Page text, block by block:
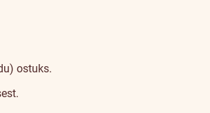
ostuks.